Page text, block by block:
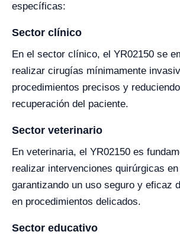
específicas:
Sector clínico
En el sector clínico, el YR02150 se
realizar cirugías mínimamente
procedimientos precisos y
recuperación del paciente.
Sector veterinario
En veterinaria, el YR02150 es
realizar intervenciones quirúrgicas
garantizando un uso seguro y eficaz
en procedimientos delicados.
Sector educativo